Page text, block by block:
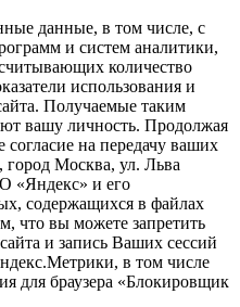
данные, в том числе, с
и систем аналитики,
количество
использования и
Получаемые таким
вашу личность. Продолжая
согласие на передачу ваших
Москва, ул. Льва
«Яндекс» и его
содержащихся в файлах
что вы можете запретить
и запись Ваших сессий
в том числе
для браузера «Блокировщик